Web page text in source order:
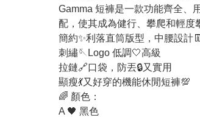
Gamma 短褲是一款功能齊全、
配，使其成為健行、攀爬和輕度
簡約✨利落直筒版型，中腰設計
刺繡🪡Logo 低調🤍高級
拉鏈🔗口袋，防丟🔒又實用
顯瘦💃又好穿的機能休閒短褲💯
🌈 顏色：
A 🖤 黑色